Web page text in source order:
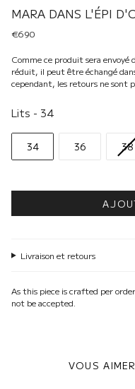
MARA DANS L'ÉPI
€690
Comme ce produit sera envoyé
réduit, il peut être échangé
cependant, les retours ne sont
Lits - 34
34 36 38
Livraison et retours
As this piece is crafted per
not be accepted.
VOUS